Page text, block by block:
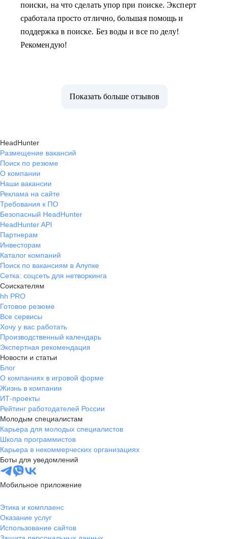
поиски, на что сделать упор при поиске. Эксперт
сработала просто отлично, большая помощь и
поддержка в поиске. Без воды и все по делу!
Рекомендую!
Показать больше отзывов
HeadHunter
Размещение вакансий
Поиск по резюме
О компании
Наши вакансии
Реклама на сайте
Требования к ПО
Безопасный HeadHunter
HeadHunter API
Партнерам
Инвесторам
Каталог компаний
Поиск по вакансиям в Алупке
Сетка: соцсеть для нетворкинга
Соискателям
hh PRO
Готовое резюме
Все сервисы
Хочу у вас работать
Производственный календарь
Экспертная рекомендация
Новости и статьи
Блог
О компаниях в игровой форме
Жизнь в компании
ИТ-проекты
Рейтинг работодателей России
Молодым специалистам
Карьера для молодых специалистов
Школа программистов
Карьера в некоммерческих организациях
Боты для уведомлений
Мобильное приложение
Этика и комплаенс
Оказание услуг
Использование сайтов